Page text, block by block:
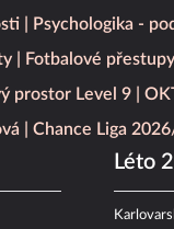
Psychologika -
Fotbalové přestupy
prostor Level 9
Chance Liga
Léto